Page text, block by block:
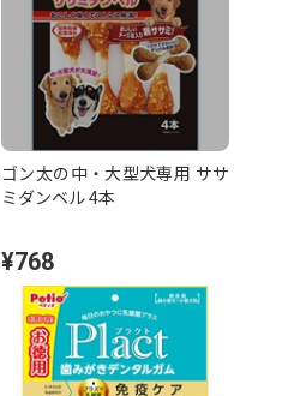
ゴン太の中・大型犬専用 ササ
ミダンベル 4本
¥768